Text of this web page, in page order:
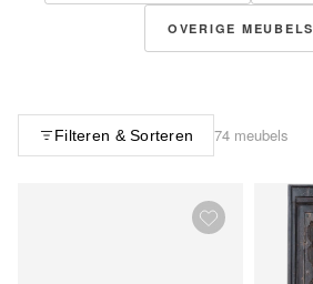
OVERIGE MEUBELS
Filteren & Sorteren 74 meubels